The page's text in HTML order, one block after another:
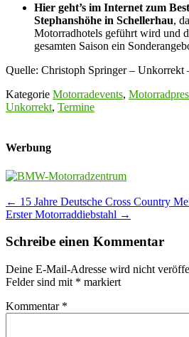
Hier geht’s im Internet zum
Stephanshöhe in Schellerhau,
Motorradhotels geführt wird und
gesamten Saison ein
Quelle: Christoph Springer –
Kategorie Motorradevents,
Unkorrekt, Termine
Werbung
Post
navigation
← 15 Jahre Deutsche Cross Country
Erster Motorraddiebstahl →
Schreibe einen Kommentar
Deine E-Mail-Adresse wird nicht
Felder sind mit * markiert
Kommentar *